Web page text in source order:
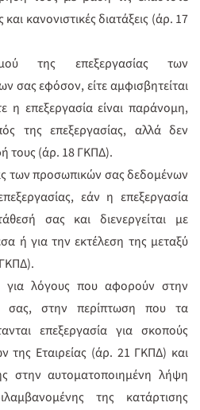
κανονιστικές διατάξεις (άρ. 17
της επεξεργασίας των
σας εφόσον, είτε αμφισβητείται
η επεξεργασία είναι παράνομη,
της επεξεργασίας, αλλά δεν
τους (άρ. 18 ΓΚΠΔ).
των προσωπικών σας δεδομένων
εάν η επεξεργασία
σας και διενεργείται με
ή για την εκτέλεση της μεταξύ
για λόγους που αφορούν στην
σας, στην περίπτωση που τα
επεξεργασία για σκοπούς
της Εταιρείας (άρ. 21 ΓΚΠΔ) και
στην αυτοματοποιημένη λήψη
της κατάρτισης